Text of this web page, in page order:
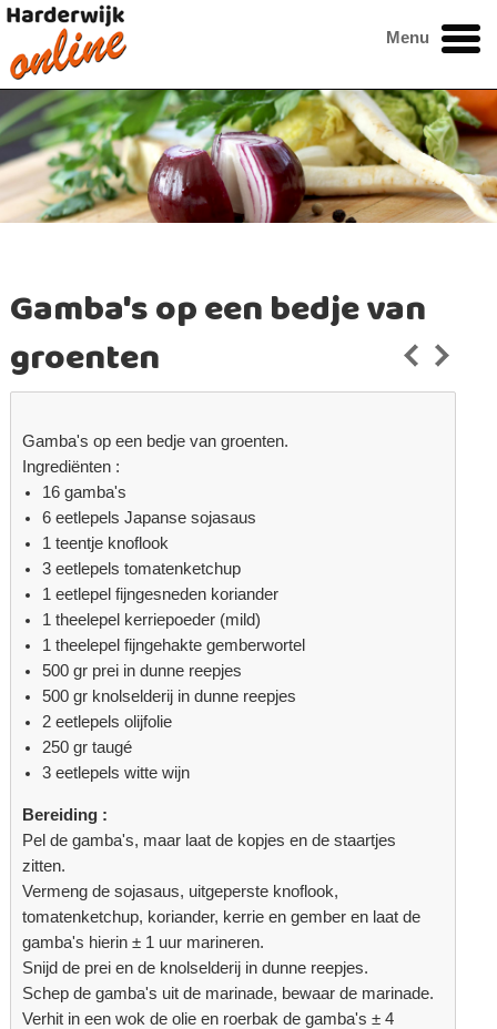
Menu
Gamba's op een bedje van
groenten
Gamba's op een bedje van groenten.
Ingrediënten :
16 gamba's
6 eetlepels Japanse sojasaus
1 teentje knoflook
3 eetlepels tomatenketchup
1 eetlepel fijngesneden koriander
1 theelepel kerriepoeder (mild)
1 theelepel fijngehakte gemberwortel
500 gr prei in dunne reepjes
500 gr knolselderij in dunne reepjes
2 eetlepels olijfolie
250 gr taugé
3 eetlepels witte wijn
Bereiding :
Pel de gamba's, maar laat de kopjes en de staartjes
zitten.
Vermeng de sojasaus, uitgeperste knoflook,
tomatenketchup, koriander, kerrie en gember en laat de
gamba's hierin ± 1 uur marineren.
Snijd de prei en de knolselderij in dunne reepjes.
Schep de gamba's uit de marinade, bewaar de marinade.
Verhit in een wok de olie en roerbak de gamba's ± 4